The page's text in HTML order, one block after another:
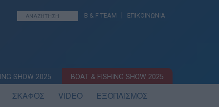
B & F TEAM ΕΠΙΚΟΙΝΩΝΙΑ
SHOW 2025 BOAT & FISHING SHOW 2025
ΣΚΑΦΟΣ VIDEO ΕΞΟΠΛΙΣΜΟΣ